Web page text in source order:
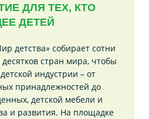
ДЛЯ ТЕХ, КТО
ДЕТЕЙ
детства» собирает сотни
стран мира, чтобы
индустрии – от
принадлежностей до
детской мебели и
и развития. На площадке